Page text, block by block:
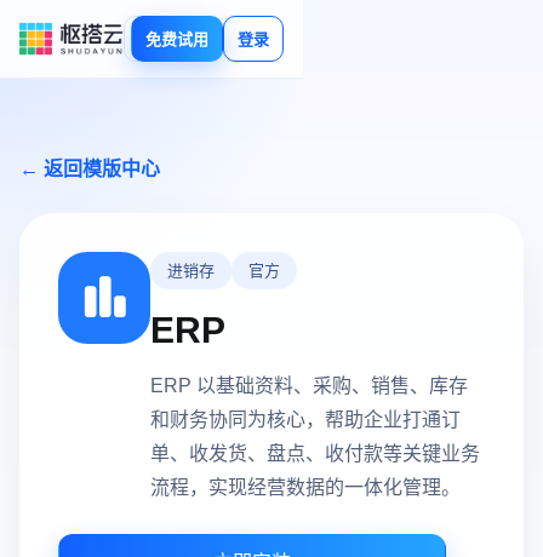
免费试用 登录
← 返回模版中心
进销存 官方
ERP
ERP 以基础资料、采购、销售、库存
和财务协同为核心，帮助企业打通订
单、收发货、盘点、收付款等关键业务
流程，实现经营数据的一体化管理。